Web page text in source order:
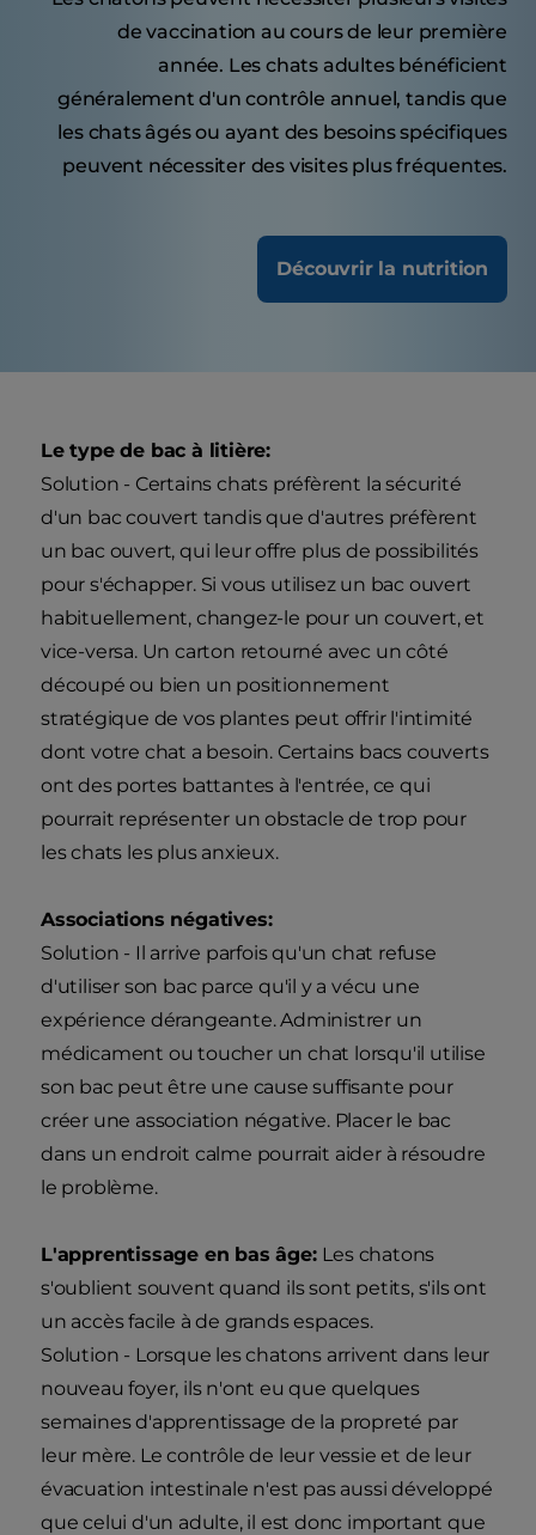
de vaccination au cours de leur première
année. Les chats adultes bénéficient
généralement d'un contrôle annuel, tandis que
les chats âgés ou ayant des besoins spécifiques
peuvent nécessiter des visites plus fréquentes.
Découvrir la nutrition
Le type de bac à litière:
Solution - Certains chats préfèrent la sécurité
d'un bac couvert tandis que d'autres préfèrent
un bac ouvert, qui leur offre plus de possibilités
pour s'échapper. Si vous utilisez un bac ouvert
habituellement, changez-le pour un couvert, et
vice-versa. Un carton retourné avec un côté
découpé ou bien un positionnement
stratégique de vos plantes peut offrir l'intimité
dont votre chat a besoin. Certains bacs couverts
ont des portes battantes à l'entrée, ce qui
pourrait représenter un obstacle de trop pour
les chats les plus anxieux.
Associations négatives:
Solution - Il arrive parfois qu'un chat refuse
d'utiliser son bac parce qu'il y a vécu une
expérience dérangeante. Administrer un
médicament ou toucher un chat lorsqu'il utilise
son bac peut être une cause suffisante pour
créer une association négative. Placer le bac
dans un endroit calme pourrait aider à résoudre
le problème.
L'apprentissage en bas âge: Les chatons
s'oublient souvent quand ils sont petits, s'ils ont
un accès facile à de grands espaces.
Solution - Lorsque les chatons arrivent dans leur
nouveau foyer, ils n'ont eu que quelques
semaines d'apprentissage de la propreté par
leur mère. Le contrôle de leur vessie et de leur
évacuation intestinale n'est pas aussi développé
que celui d'un adulte, il est donc important que